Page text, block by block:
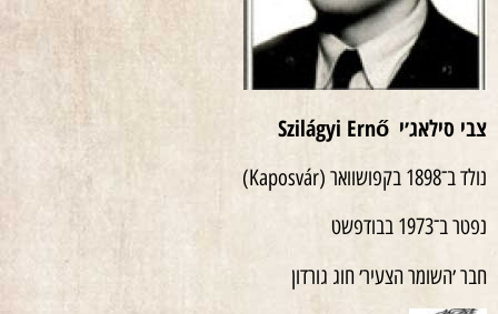
צבי סילאג׳י Szilágyi Ernő
נולד ב־1898 בקפושוואר (Kaposvár)
נפטר ב־1973 בבודפשט
חבר ׳השומר הצעיר׳ חוג גורדון